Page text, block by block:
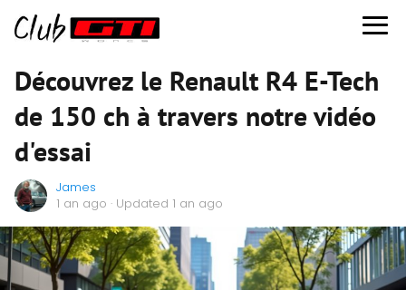
Découvrez le Renault R4 E-Tech
de 150 ch à travers notre vidéo
d'essai
James
1 an ago · Updated 1 an ago